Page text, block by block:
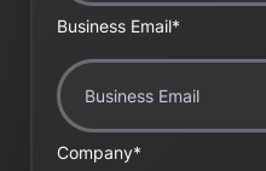
Business Email*
Company*